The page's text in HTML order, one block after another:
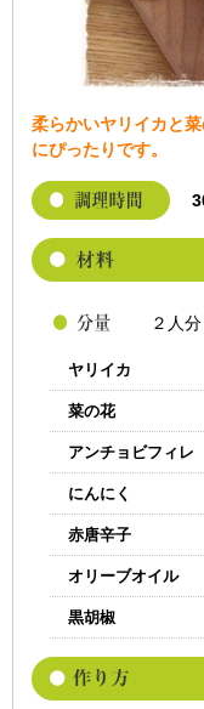
柔らかいヤリイカと
にぴったりです。
２人分
ヤリイカ
菜の花
アンチョビフィレ
にんにく
赤唐辛子
オリーブオイル
黒胡椒